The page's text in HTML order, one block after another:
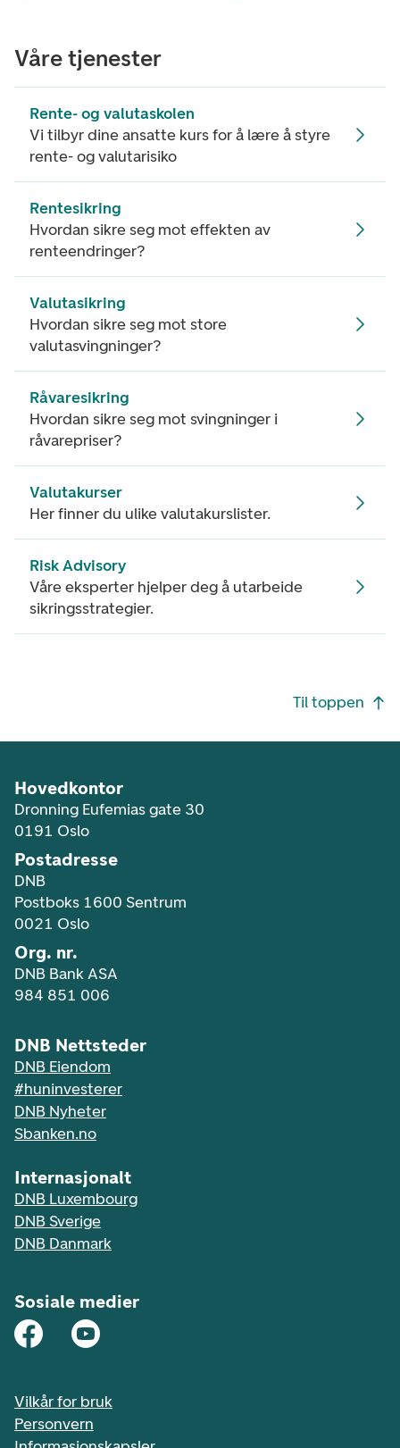
Våre tjenester
Rente- og valutaskolen
Vi tilbyr dine ansatte kurs for å lære å styre
rente- og valutarisiko
Rentesikring
Hvordan sikre seg mot effekten av
renteendringer?
Valutasikring
Hvordan sikre seg mot store
valutasvingninger?
Råvaresikring
Hvordan sikre seg mot svingninger i
råvarepriser?
Valutakurser
Her finner du ulike valutakurslister.
Risk Advisory
Våre eksperter hjelper deg å utarbeide
sikringsstrategier.
Til toppen
Hovedkontor
Dronning Eufemias gate 30
0191 Oslo
Postadresse
DNB
Postboks 1600 Sentrum
0021 Oslo
Org. nr.
DNB Bank ASA
984 851 006
DNB Nettsteder
DNB Eiendom
#huninvesterer
DNB Nyheter
Sbanken.no
Internasjonalt
DNB Luxembourg
DNB Sverige
DNB Danmark
Sosiale medier
Vilkår for bruk
Personvern